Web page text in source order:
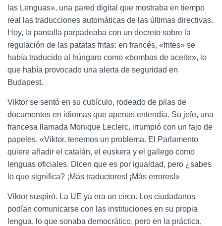
las Lenguas», una pared digital que mostraba en tiempo
real las traducciones automáticas de las últimas directivas.
Hoy, la pantalla parpadeaba con un decreto sobre la
regulación de las patatas fritas: en francés, «frites» se
había traducido al húngaro como «bombas de aceite», lo
que había provocado una alerta de seguridad en
Budapest.
Viktor se sentó en su cubículo, rodeado de pilas de
documentos en idiomas que apenas entendía. Su jefe, una
francesa llamada Monique Leclerc, irrumpió con un fajo de
papeles. «Viktor, tenemos un problema. El Parlamento
quiere añadir el catalán, el euskera y el gallego como
lenguas oficiales. Dicen que es por igualdad, pero ¿sabes
lo que significa? ¡Más traductores! ¡Más errores!»
Viktor suspiró. La UE ya era un circo. Los ciudadanos
podían comunicarse con las instituciones en su propia
lengua, lo que sonaba democrático, pero en la práctica,